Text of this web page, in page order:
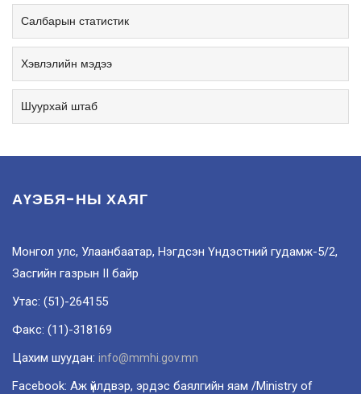
Салбарын статистик
Хэвлэлийн мэдээ
Шуурхай штаб
АҮЭБЯ-НЫ ХАЯГ
Монгол улс, Улаанбаатар, Нэгдсэн Үндэстний гудамж-5/2,
Засгийн газрын II байр
Утас: (51)-264155
Факс: (11)-318169
Цахим шуудан: info@mmhi.gov.mn
Facebook: Аж үйлдвэр, эрдэс баялгийн яам /Ministry of